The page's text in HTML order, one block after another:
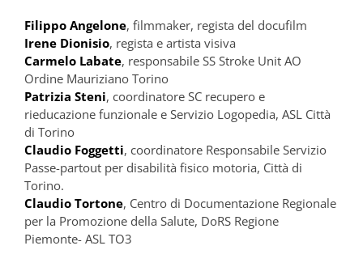
Filippo Angelone, filmmaker, regista del docufilm
Irene Dionisio, regista e artista visiva
Carmelo Labate, responsabile SS Stroke Unit AO
Ordine Mauriziano Torino
Patrizia Steni, coordinatore SC recupero e
rieducazione funzionale e Servizio Logopedia, ASL Città
di Torino
Claudio Foggetti, coordinatore Responsabile Servizio
Passe-partout per disabilità fisico motoria, Città di
Torino.
Claudio Tortone, Centro di Documentazione Regionale
per la Promozione della Salute, DoRS Regione
Piemonte- ASL TO3